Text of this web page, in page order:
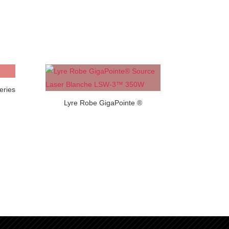
Lyre Robe GigaPointe ®